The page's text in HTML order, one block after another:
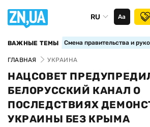
RU Аа
ВАЖНЫЕ ТЕМЫ Смена правительства и
ГЛАВНАЯ УКРАИНА
НАЦСОВЕТ
БЕЛОРУССКИЙ КАНАЛ О
ПОСЛЕДСТВИЯХ
УКРАИНЫ БЕЗ КРЫМА